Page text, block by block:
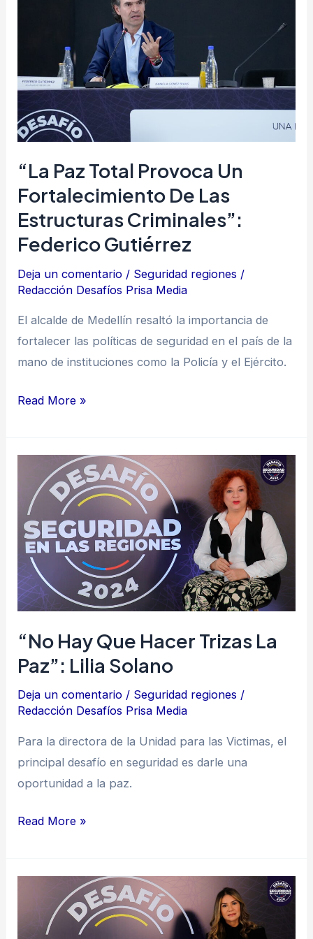
“La Paz Total Provoca Un
Fortalecimiento De Las
Estructuras Criminales”:
Federico Gutiérrez
Deja un comentario / Seguridad regiones /
Redacción Desafíos Prisa Media
El alcalde de Medellín resaltó la importancia de
fortalecer las políticas de seguridad en el país de la
mano de instituciones como la Policía y el Ejército.
fortalecimiento
las
estructuras
criminales”:
Gutiérrez
Read More »
“No Hay Que Hacer Trizas La
Paz”: Lilia Solano
Deja un comentario / Seguridad regiones /
Redacción Desafíos Prisa Media
Para la directora de la Unidad para las Victimas, el
principal desafío en seguridad es darle una
oportunidad a la paz.
que
hacer
trizas
la
paz”:
Lilia
Solano
Read More »
impedir
que